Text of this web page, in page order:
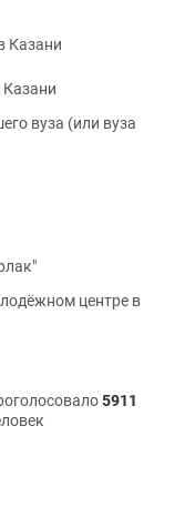
Казани
вуза (или вуза
центре в
5911